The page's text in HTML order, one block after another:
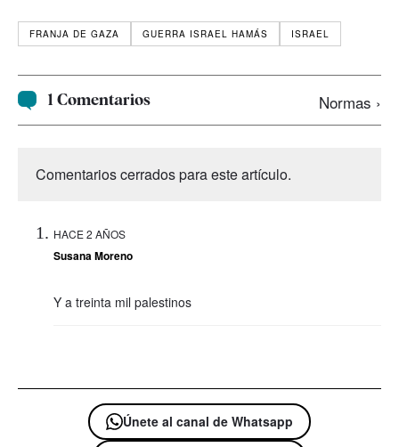
FRANJA DE GAZA GUERRA ISRAEL HAMÁS ISRAEL
1 Comentarios Normas ›
Comentarios cerrados para este artículo.
HACE 2 AÑOS
Susana Moreno
Y a treinta mil palestinos
Únete al canal de Whatsapp